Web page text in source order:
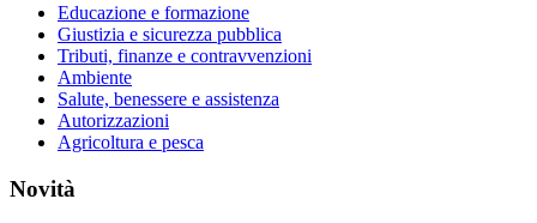
Educazione e formazione
Giustizia e sicurezza pubblica
Tributi, finanze e contravvenzioni
Ambiente
Salute, benessere e assistenza
Autorizzazioni
Agricoltura e pesca
Novità